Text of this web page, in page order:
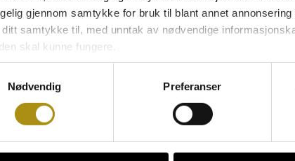
gjennom samtykke for bruk til blant annet
ditt samtykke til, med unntak av nødvendige
skal kunne fungere.
Nødvendig
Preferanser
leder, en faglig veileder og kontorpersonale.
Oppland fylke.
i alle fylker i Norge.